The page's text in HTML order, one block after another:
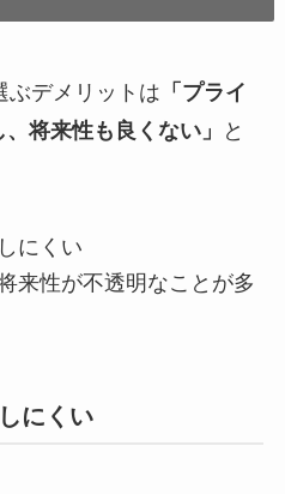
ぶデメリットは 「プライ
将来性も良くない」
と
にくい
来性が不透明なことが多
にくい